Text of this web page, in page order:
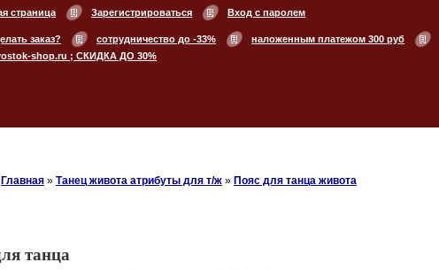
страница Зарегистрироваться Вход с паролем
заказ? сотрудничество до -33% наложенным платежом 300 руб
shop.ru ; СКИДКА ДО 30%
Главная » Танец живота атрибуты для т/ж » Пояс для танца живота
танца